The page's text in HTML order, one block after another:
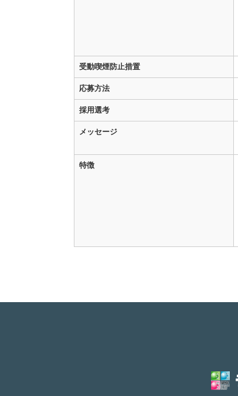
受動喫煙防止措置
応募方法
採用選考
メッセージ
特徴